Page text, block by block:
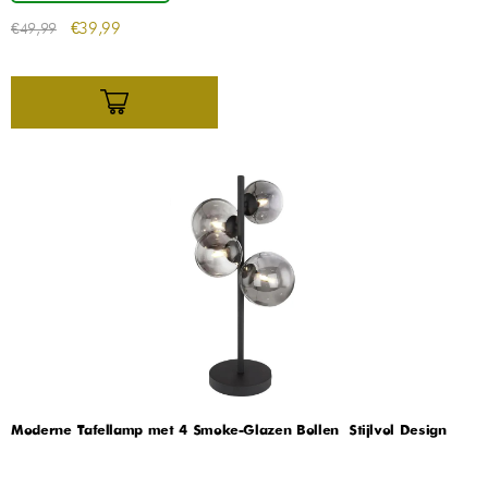
€49,99 €39,99
Moderne Tafellamp met 4 Smoke-Glazen Bollen – Stijlvol Design